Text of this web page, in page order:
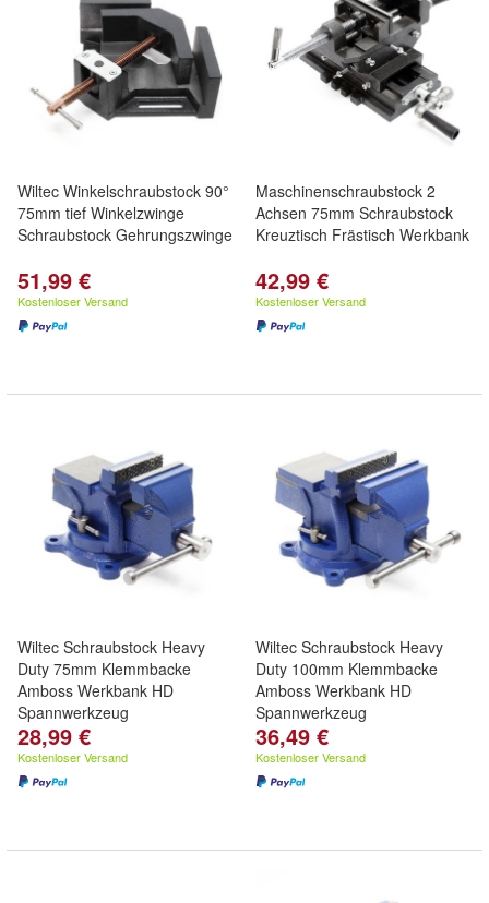
Wiltec Winkelschraubstock 90°
75mm tief Winkelzwinge
Schraubstock Gehrungszwinge
51,99 €
Kostenloser Versand
Maschinenschraubstock 2
Achsen 75mm Schraubstock
Kreuztisch Frästisch Werkbank
42,99 €
Kostenloser Versand
Wiltec Schraubstock Heavy
Duty 75mm Klemmbacke
Amboss Werkbank HD
Spannwerkzeug
28,99 €
Kostenloser Versand
Wiltec Schraubstock Heavy
Duty 100mm Klemmbacke
Amboss Werkbank HD
Spannwerkzeug
36,49 €
Kostenloser Versand